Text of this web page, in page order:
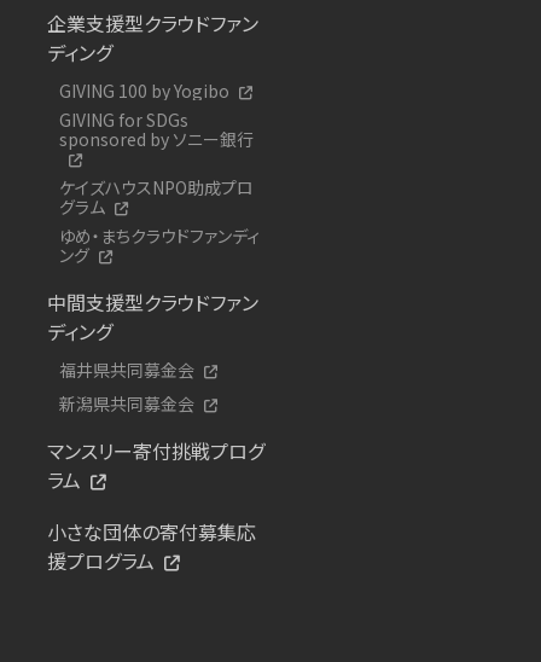
企業支援型クラウドファン
ディング
GIVING 100 by Yogibo
GIVING for SDGs
sponsored by ソニー銀行
ケイズハウスNPO助成プロ
グラム
ゆめ・まちクラウドファンディ
ング
中間支援型クラウドファン
ディング
福井県共同募金会
新潟県共同募金会
マンスリー寄付挑戦プログ
ラム
小さな団体の寄付募集応
援プログラム